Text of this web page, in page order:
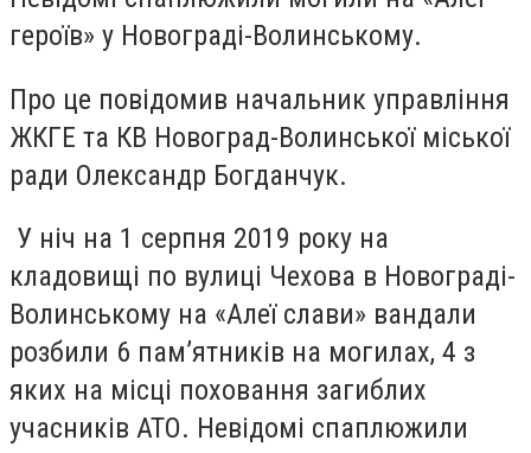
героїв» у Новограді-Волинському.
Про це повідомив начальник управління
ЖКГЕ та КВ Новоград-Волинської міської
ради Олександр Богданчук.
У ніч на 1 серпня 2019 року на
кладовищі по вулиці Чехова в Новограді-
Волинському на «Алеї слави» вандали
розбили 6 пам’ятників на могилах, 4 з
яких на місці поховання загиблих
учасників АТО. Невідомі спаплюжили